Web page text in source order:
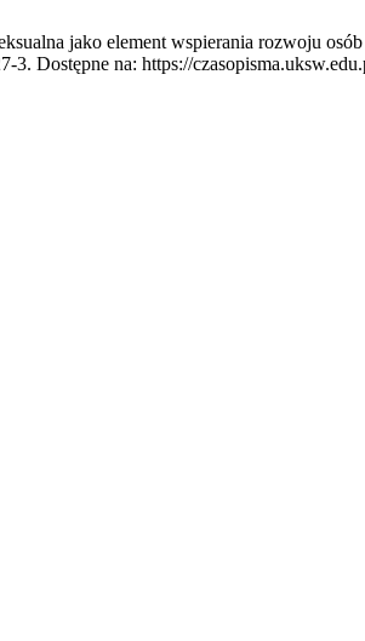
jako element wspierania rozwoju
3. Dostępne na: https://